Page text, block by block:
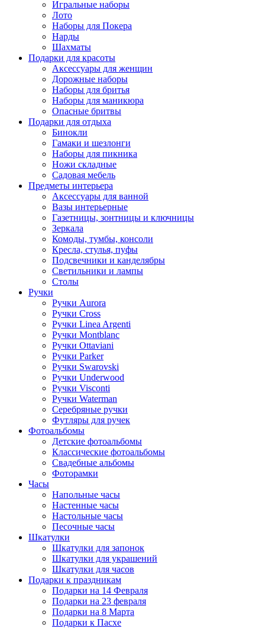
Игральные наборы
Лото
Наборы для Покера
Нарды
Шахматы
Подарки для красоты
Аксессуары для женщин
Дорожные наборы
Наборы для бритья
Наборы для маникюра
Опасные бритвы
Подарки для отдыха
Бинокли
Гамаки и шезлонги
Наборы для пикника
Ножи складные
Садовая мебель
Предметы интерьера
Аксессуары для ванной
Вазы интерьерные
Газетницы, зонтницы и ключницы
Зеркала
Комоды, тумбы, консоли
Кресла, стулья, пуфы
Подсвечники и канделябры
Светильники и лампы
Столы
Ручки
Ручки Aurora
Ручки Cross
Ручки Linea Argenti
Ручки Montblanc
Ручки Ottaviani
Ручки Parker
Ручки Swarovski
Ручки Underwood
Ручки Visconti
Ручки Waterman
Серебряные ручки
Футляры для ручек
Фотоальбомы
Детские фотоальбомы
Классические фотоальбомы
Свадебные альбомы
Фоторамки
Часы
Напольные часы
Настенные часы
Настольные часы
Песочные часы
Шкатулки
Шкатулки для запонок
Шкатулки для украшений
Шкатулки для часов
Подарки к праздникам
Подарки на 14 Февраля
Подарки на 23 февраля
Подарки на 8 Марта
Подарки к Пасхе